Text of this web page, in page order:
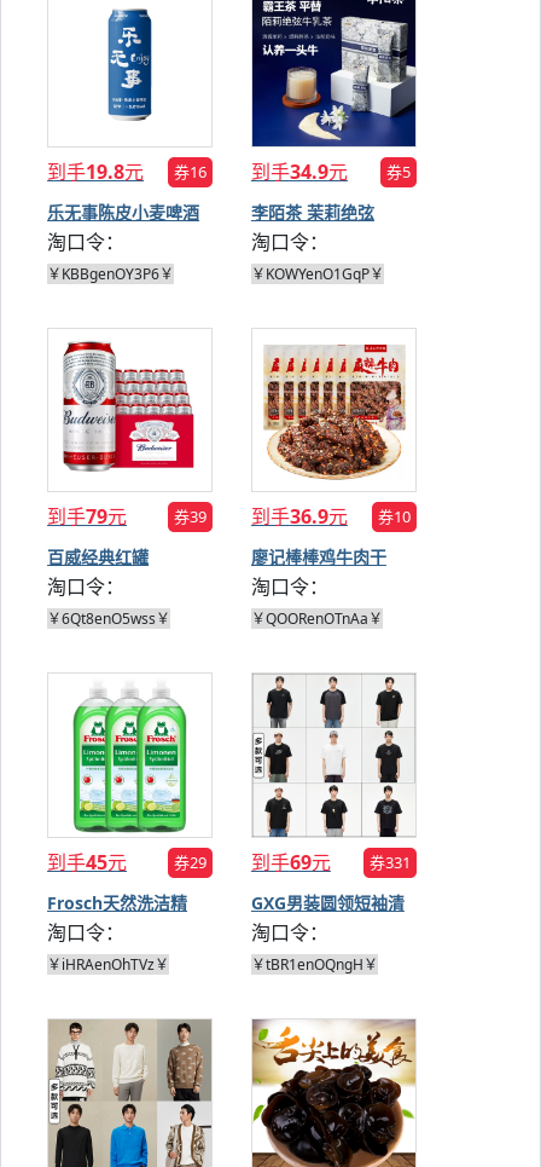
到手19.8元 券16
乐无事陈皮小麦啤酒
500ml*6罐
淘口令：
￥KBBgenOY3P6￥
到手34.9元 券5
李陌茶 茉莉绝弦
220g
淘口令：
￥KOWYenO1GqP￥
到手79元 券39
百威经典红罐
450ml*20罐
淘口令：
￥6Qt8enO5wss￥
到手36.9元 券10
廖记棒棒鸡牛肉干
40g*7袋
淘口令：
￥QOORenOTnAa￥
到手45元 券29
Frosch天然洗洁精
750ml*3
淘口令：
￥iHRAenOhTVz￥
到手69元 券331
GXG男装圆领短袖清
仓
淘口令：
￥tBR1enOQngH￥